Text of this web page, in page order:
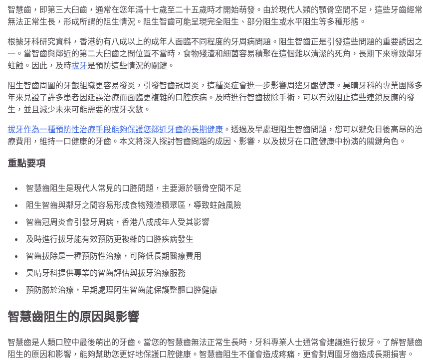
智慧齒，即第三大臼齒，通常在您年滿十七歲至二十五歲時才開始萌發。由於現代人類的顎骨空間不足，這些牙齒經常
無法正常生長，形成所謂的阻生情況。阻生智齒可能呈現完全阻生、部分阻生或水平阻生等多種形態。
根據牙科研究資料，香港約有八成以上的成年人面臨不同程度的牙周病問題。阻生智齒正是引發這些問題的重要誘因之
一。當智齒與鄰近的第二大臼齒之間位置不當時，食物殘渣和細菌容易積聚在這個難以清潔的死角，長期下來導致鄰牙
蛀蝕。因此，及時拔牙是預防這些情況的關鍵。
阻生智齒周圍的牙齦組織更容易發炎，引發智齒冠周炎，這種炎症會進一步影響周邊牙齦健康。昊晴牙科的專業團隊多
年來見證了許多患者因延誤治療而面臨更複雜的口腔疾病。及時進行智齒拔除手術，可以有效阻止這些連鎖反應的發
生，並且減少未來可能需要的拔牙次數。
拔牙作為一種預防性治療手段能夠保護您鄰近牙齒的長期健康 。透過及早處理阻生智齒問題，您可以避免日後高昂的治
療費用，維持一口健康的牙齒。本文將深入探討智齒問題的成因、影響，以及拔牙在口腔健康中扮演的關鍵角色。
重點要項
智慧齒阻生是現代人常見的口腔問題，主要源於顎骨空間不足
阻生智齒與鄰牙之間容易形成食物殘渣積聚區，導致蛀蝕風險
智齒冠周炎會引發牙周病，香港八成成年人受其影響
及時進行拔牙能有效預防更複雜的口腔疾病發生
智齒拔除是一種預防性治療，可降低長期醫療費用
昊晴牙科提供專業的智齒評估與拔牙治療服務
預防勝於治療，早期處理阿生智齒能保護整體口腔健康
智慧齒阻生的原因與影響
智慧齒是人類口腔中最後萌出的牙齒。當您的智慧齒無法正常生長時，牙科專業人士通常會建議進行拔牙。了解智慧齒
阻生的原因和影響，能夠幫助您更好地保護口腔健康。智慧齒阻生不僅會造成疼痛，更會對周圍牙齒造成長期損害。